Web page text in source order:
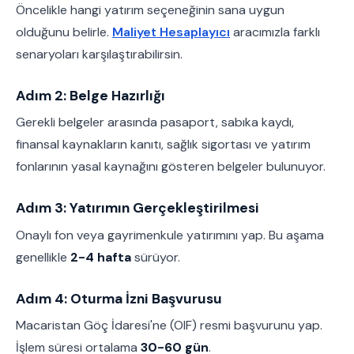
Öncelikle hangi yatırım seçeneğinin sana uygun
olduğunu belirle. Maliyet Hesaplayıcı aracımızla farklı
senaryoları karşılaştırabilirsin.
Adım 2: Belge Hazırlığı
Gerekli belgeler arasında pasaport, sabıka kaydı,
finansal kaynakların kanıtı, sağlık sigortası ve yatırım
fonlarının yasal kaynağını gösteren belgeler bulunuyor.
Adım 3: Yatırımın Gerçekleştirilmesi
Onaylı fon veya gayrimenkule yatırımını yap. Bu aşama
genellikle 2-4 haftasürüyor.
Adım 4: Oturma İzni Başvurusu
Macaristan Göç İdaresi'ne (OIF) resmi başvurunu yap.
İşlem süresi ortalama 30-60 gün.